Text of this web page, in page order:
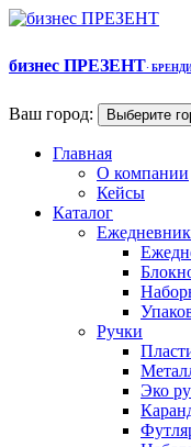
бизнес ПРЕЗЕНТ·
Ваш город: Выберите
Главная
О компании
Кейсы
Каталог
Ручки
Эко